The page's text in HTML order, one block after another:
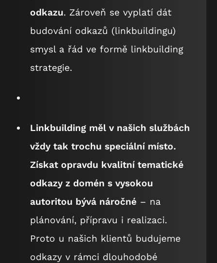
odkazu. Zároveň se vyplatí dát
budování odkazů (linkbuildingu)
smysl a řád ve formě linkbuilding
strategie.
Linkbuilding měl v našich službách
vždy tak trochu speciální místo.
Získat opravdu kvalitní tematické
odkazy z domén s vysokou
autoritou bývá náročné – na
plánování, přípravu i realizaci.
Proto u našich klientů budujeme
odkazy v rámci dlouhodobé